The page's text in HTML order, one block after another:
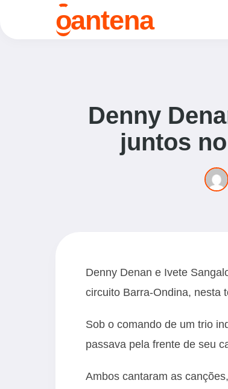
oantena
Denny
juntos
Denny Denan e Ivete
circuito Barra-Ondina, nesta
Sob o comando de um trio
passava pela frente de seu
Ambos cantaram as